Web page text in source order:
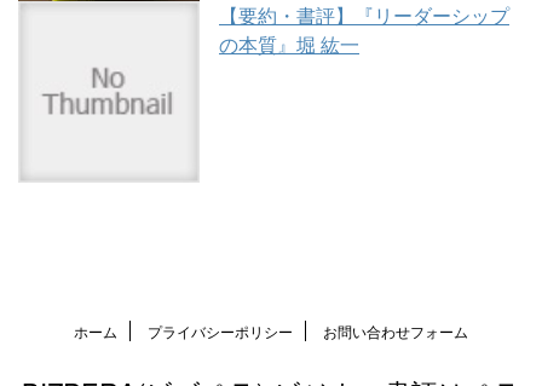
【要約・書評】『リーダーシップ
の本質』堀 紘一
ホーム プライバシーポリシー お問い合わせフォーム